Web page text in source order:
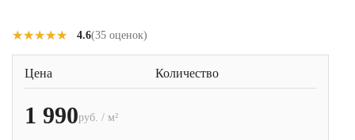
★★★★★
★★★★★ 4.6(35 оценок)
Цена Количество
1 990руб. / м²